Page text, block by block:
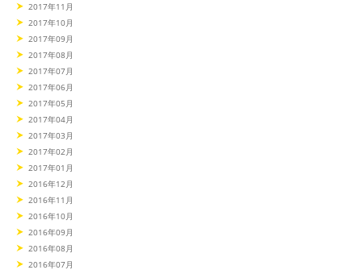
2017年11月
2017年10月
2017年09月
2017年08月
2017年07月
2017年06月
2017年05月
2017年04月
2017年03月
2017年02月
2017年01月
2016年12月
2016年11月
2016年10月
2016年09月
2016年08月
2016年07月